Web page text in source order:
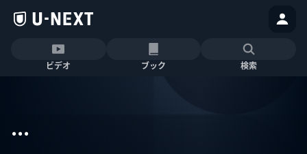
ビデオ ブック 検索
...